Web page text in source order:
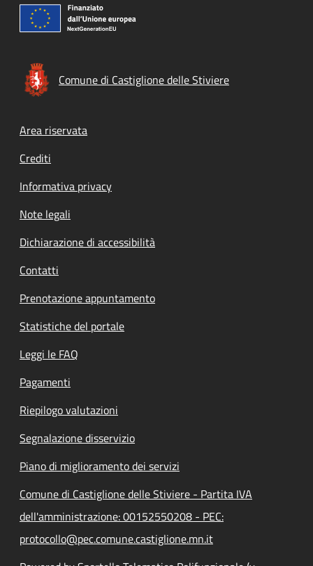
Comune di Castiglione delle Stiviere
Footer menu
Area riservata
Crediti
Informativa privacy
Note legali
Dichiarazione di accessibilità
Contatti
Prenotazione appuntamento
Statistiche del portale
Leggi le FAQ
Pagamenti
Riepilogo valutazioni
Segnalazione disservizio
Piano di miglioramento dei servizi
Comune di Castiglione delle Stiviere - Partita IVA
dell'amministrazione: 00152550208 - PEC:
protocollo@pec.comune.castiglione.mn.it